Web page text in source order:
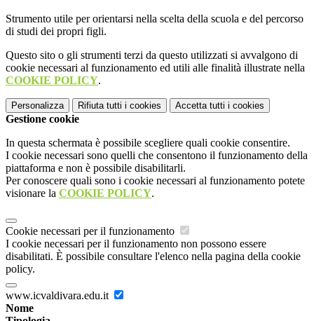
Strumento utile per orientarsi nella scelta della scuola e del percorso
di studi dei propri figli.
Questo sito o gli strumenti terzi da questo utilizzati si avvalgono di
cookie necessari al funzionamento ed utili alle finalità illustrate nella
COOKIE POLICY.
Personalizza Rifiuta tutti i cookies Accetta tutti i cookies
Gestione cookie
In questa schermata è possibile scegliere quali cookie consentire.
I cookie necessari sono quelli che consentono il funzionamento della
piattaforma e non è possibile disabilitarli.
Per conoscere quali sono i cookie necessari al funzionamento potete
visionare la COOKIE POLICY.
Cookie necessari per il funzionamento
I cookie necessari per il funzionamento non possono essere
disabilitati. È possibile consultare l'elenco nella pagina della cookie
policy.
www.icvaldivara.edu.it
Nome